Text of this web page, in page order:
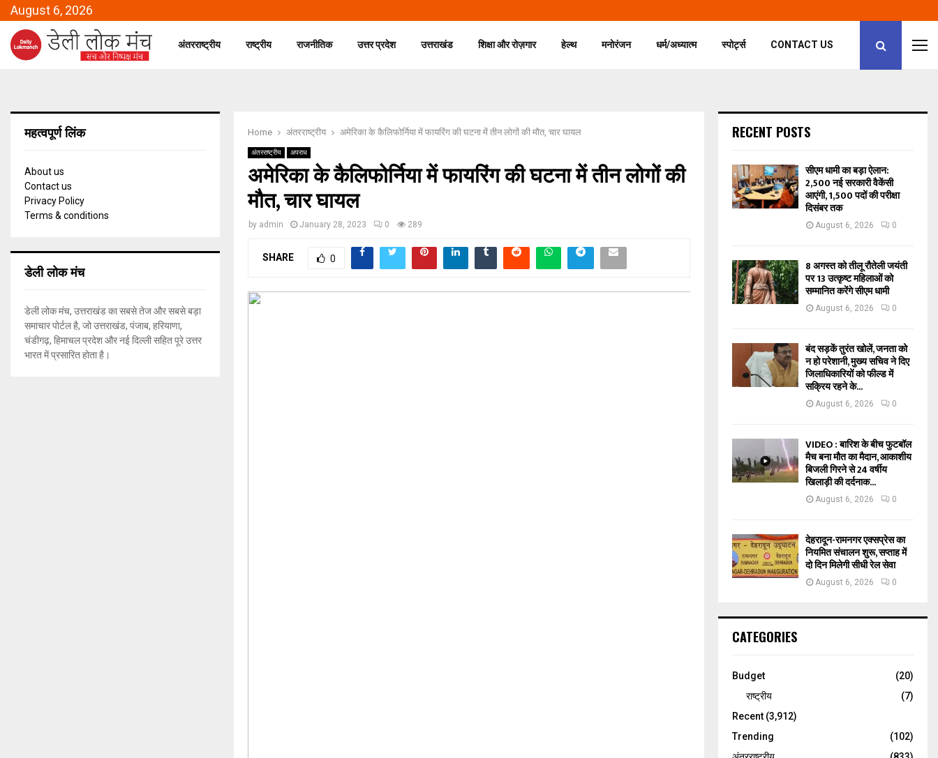
August 6, 2026
अंतरराष्ट्रीय राष्ट्रीय राजनीतिक उत्तर प्रदेश उत्तराखंड शिक्षा और रोज़गार हेल्थ मनोरंजन धर्म/अध्यात्म स्पोर्ट्स CONTACT US
Home अंतरराष्ट्रीय अमेरिका के कैलिफोर्निया में फायरिंग की घटना में तीन लोगों की मौत, चार घायल
अंतरराष्ट्रीय अपराध
अमेरिका के कैलिफोर्निया में फायरिंग की घटना में तीन लोगों की
मौत, चार घायल
by admin January 28, 2023 0 289
SHARE 0
महत्वपूर्ण लिंक
About us
Contact us
Privacy Policy
Terms & conditions
डेली लोक मंच
डेली लोक मंच, उत्तराखंड का सबसे तेज और सबसे बड़ा
समाचार पोर्टल है, जो उत्तराखंड, पंजाब, हरियाणा,
चंडीगढ़, हिमाचल प्रदेश और नई दिल्ली सहित पूरे उत्तर
भारत में प्रसारित होता है।
RECENT POSTS
सीएम धामी का बड़ा ऐलान:
2,500 नई सरकारी वैकेंसी
आएंगी, 1,500 पदों की परीक्षा
दिसंबर तक
August 6, 2026 0
8 अगस्त को तीलू रौतेली जयंती
पर 13 उत्कृष्ट महिलाओं को
सम्मानित करेंगे सीएम धामी
August 6, 2026 0
बंद सड़कें तुरंत खोलें, जनता को
न हो परेशानी, मुख्य सचिव ने दिए
जिलाधिकारियों को फील्ड में
सक्रिय रहने के...
August 6, 2026 0
VIDEO : बारिश के बीच फुटबॉल
मैच बना मौत का मैदान, आकाशीय
बिजली गिरने से 24 वर्षीय
खिलाड़ी की दर्दनाक...
August 6, 2026 0
देहरादून-रामनगर एक्सप्रेस का
नियमित संचालन शुरू, सप्ताह में
दो दिन मिलेगी सीधी रेल सेवा
August 6, 2026 0
CATEGORIES
Budget
(20)
राष्ट्रीय
(7)
Recent (3,912)
Trending
(102)